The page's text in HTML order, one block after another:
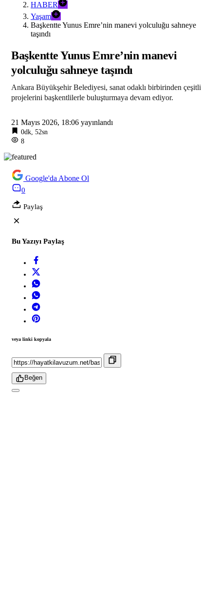
HABER
Yaşam
Başkentte Yunus Emre’nin manevi yolculuğu sahneye
taşındı
Başkentte Yunus Emre’nin manevi
yolculuğu sahneye taşındı
Ankara Büyükşehir Belediyesi, sanat odaklı birbirinden çeşitli
projelerini başkentlilerle buluşturmaya devam ediyor.
21 Mayıs 2026, 18:06 yayınlandı
0dk, 52sn
8
Google'da Abone Ol
0
Paylaş
Bu Yazıyı Paylaş
veya linki kopyala
Beğen